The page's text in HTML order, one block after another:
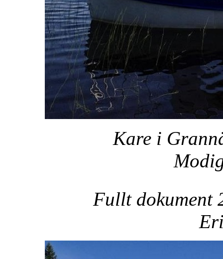
Kare i
Fullt dokument